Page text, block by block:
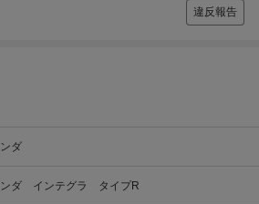
違反報告
ダ
ダ インテグラ タイプR